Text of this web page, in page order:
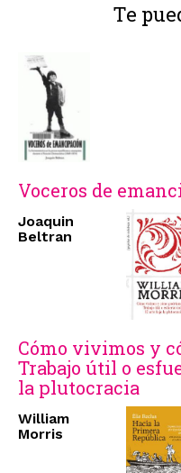
Te
Voceros de
Joaquin
Beltran
Cómo vivimos y
Trabajo útil o
la plutocracia
William
Morris